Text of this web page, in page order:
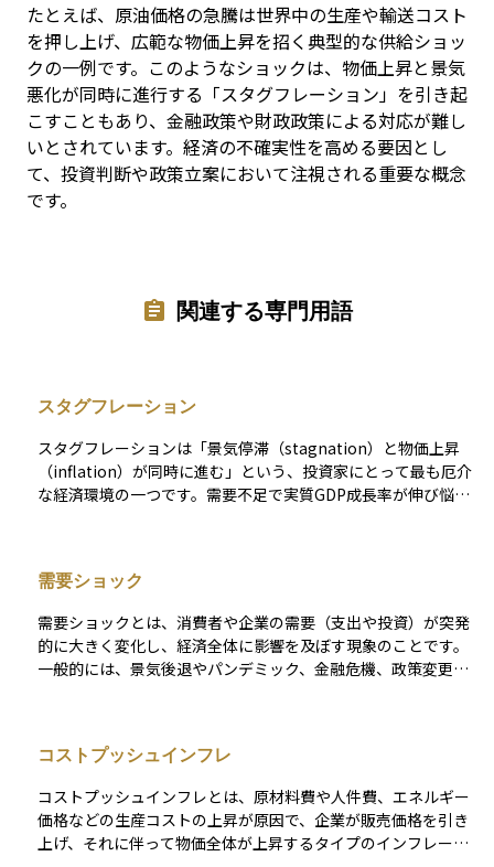
たとえば、原油価格の急騰は世界中の生産や輸送コスト
を押し上げ、広範な物価上昇を招く典型的な供給ショッ
クの一例です。このようなショックは、物価上昇と景気
悪化が同時に進行する「スタグフレーション」を引き起
こすこともあり、金融政策や財政政策による対応が難し
いとされています。経済の不確実性を高める要因とし
て、投資判断や政策立案において注視される重要な概念
です。
関連する専門用語
スタグフレーション
スタグフレーションは「景気停滞（stagnation）と物価上昇
（inflation）が同時に進む」という、投資家にとって最も厄介
な経済環境の一つです。需要不足で実質GDP成長率が伸び悩
く上昇します。 1970年代のオイルショックや、エネルギー価格
が高騰した2022年前後の一部先進国が典型例で、家計は実質所
得の目減り、企業は実質利益率の低下という「ダブルパンチ」
に見舞われました。 金融政策面では、景気刺激のための利下げ
とインフレ抑制のための利上げという相反する手段を同時に求
インフレが加速するというジレンマが長期化リスクを高め、政
す。 資産運用では、物価上昇への耐性と景気停滞への防御を両
立させる必要があります。原油・金などのコモディティやイン
フレ連動債、不動産などの実物資産はインフレヘッジとして効
需要ショック
需要ショックとは、消費者や企業の需要（支出や投資）が突発
的に大きく変化し、経済全体に影響を及ぼす現象のことです。
一般的には、景気後退やパンデミック、金融危機、政策変更な
雇用の縮小、物価下落（デフレ）につながりやすく、逆に急増
すればインフレ圧力が強まることがあります。中央銀行や政府
は、財政出動や金融緩和などの政策を通じて需要ショックへの
対応を行い、経済の安定を図ります。供給側の要因で発生する
「供給ショック」とあわせて、マクロ経済の分析における重要
コストプッシュインフレ
コストプッシュインフレとは、原材料費や人件費、エネルギー
価格などの生産コストの上昇が原因で、企業が販売価格を引き
上げ、それに伴って物価全体が上昇するタイプのインフレーシ